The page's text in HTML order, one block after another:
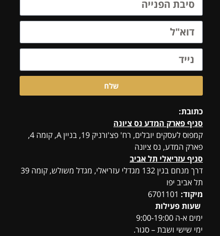
שלח
כתובת:
סניף פארק המדע נס ציונה
קמפוס לעסקים יובלים, רח' פצ'ורניק 19, בניין A, קומה 4,
פארק המדע, נס ציונה
סניף עזריאלי תל אביב
דרך מנחם בגין 132 מגדלי עזריאלי, מגדל משולש, קומה 39
תל אביב יפו
מיקוד:
שעות פעילות
ימים א-ה 9:00-19:00
ימי שישי ושבת – סגור.